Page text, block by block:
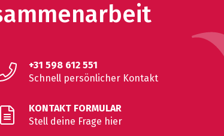
+31 598 612 551
Schnell persönlicher Kontakt
KONTAKT FORMULAR
Stell deine Frage hier